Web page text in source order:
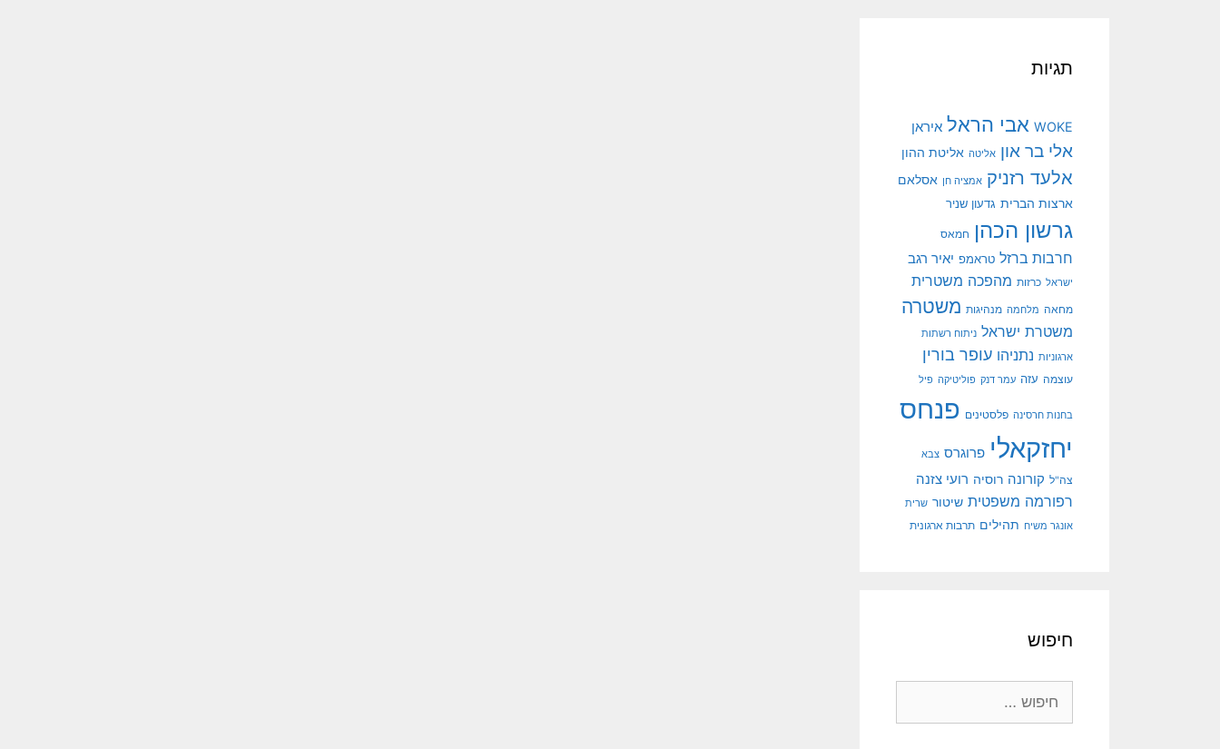
תגיות
WOKE אבי הראל איראן
אלי בר און אליטה אליטת ההון
אלעד רזניק אמציה חן אסלאם
ארצות הברית גדעון שניר
גרשון הכהן חמאס
חרבות ברזל טראמפ יאיר רגב
ישראל כרזות מהפכה משטרית
מחאה מלחמה מנהיגות משטרה
משטרת ישראל ניתוח רשתות
ארגוניות נתניהו עופר בורין
עוצמה עזה עמר דנק פוליטיקה פיל
בחנות חרסינה פלסטינים פנחס
יחזקאלי פרוגרס צבא
צה"ל קורונה רוסיה רועי צזנה
רפורמה משפטית שיטור שרית
אונגר משיח תהילים תרבות ארגונית
חיפוש